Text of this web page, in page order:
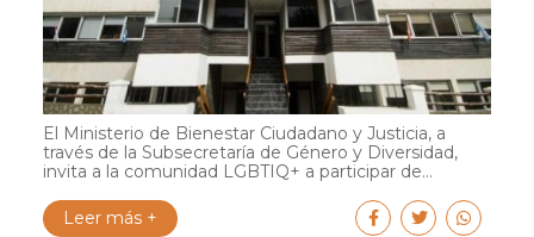
El Ministerio de Bienestar Ciudadano y Justicia, a
través de la Subsecretaría de Género y Diversidad,
invita a la comunidad LGBTIQ+ a participar de...
Leer más +